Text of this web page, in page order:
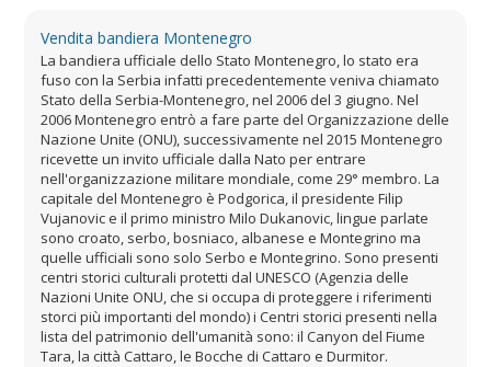
Vendita bandiera Montenegro
La bandiera ufficiale dello Stato Montenegro, lo stato era
fuso con la Serbia infatti precedentemente veniva chiamato
Stato della Serbia-Montenegro, nel 2006 del 3 giugno. Nel
2006 Montenegro entrò a fare parte del Organizzazione delle
Nazione Unite (ONU), successivamente nel 2015 Montenegro
ricevette un invito ufficiale dalla Nato per entrare
nell'organizzazione militare mondiale, come 29° membro. La
capitale del Montenegro è Podgorica, il presidente Filip
Vujanovic e il primo ministro Milo Dukanovic, lingue parlate
sono croato, serbo, bosniaco, albanese e Montegrino ma
quelle ufficiali sono solo Serbo e Montegrino. Sono presenti
centri storici culturali protetti dal UNESCO (Agenzia delle
Nazioni Unite ONU, che si occupa di proteggere i riferimenti
storci più importanti del mondo) i Centri storici presenti nella
lista del patrimonio dell'umanità sono: il Canyon del Fiume
Tara, la città Cattaro, le Bocche di Cattaro e Durmitor.